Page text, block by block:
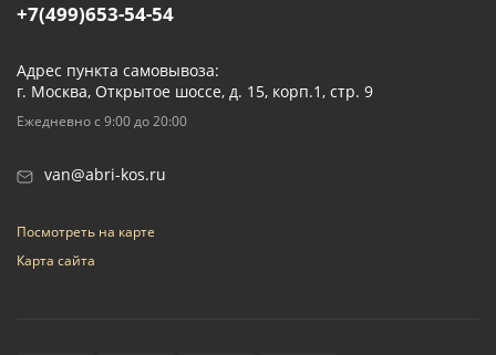
+7(499)653-54-54
Адрес пункта самовывоза:
г. Москва, Открытое шоссе, д. 15, корп.1, стр. 9
Ежедневно с 9:00 до 20:00
van@abri-kos.ru
Посмотреть на карте
Карта сайта